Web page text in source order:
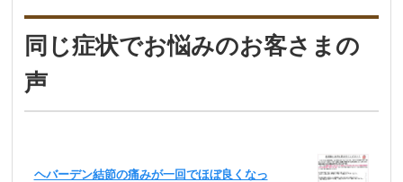
同じ症状でお悩みのお客さまの
声
ヘバーデン結節の痛みが一回でほぼ良くなっ